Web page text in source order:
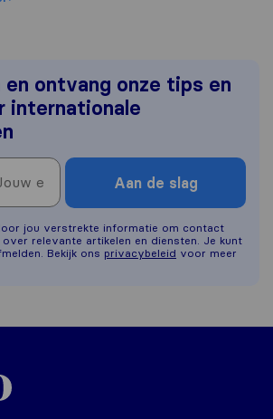
ontvang onze tips en
internationale
Aan de slag
jou verstrekte informatie om contact
relevante artikelen en diensten. Je kunt
Bekijk ons privacybeleid voor meer